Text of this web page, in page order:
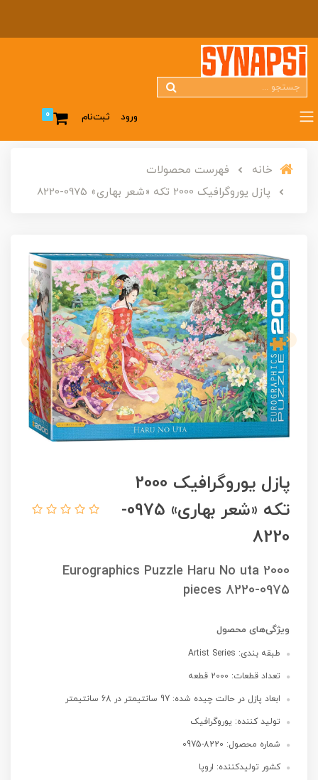
ورود ثبت‌نام 0
خانه
فهرست محصولات
پازل یوروگرافیک 2000 تکه «شعر بهاری» 0975-8220
پازل یوروگرافیک 2000
تکه «شعر بهاری» 0975-
8220
Eurographics Puzzle Haru No uta 2000
pieces 8220-0975
ویژگی‌های محصول
طبقه بندی: Artist Series
تعداد قطعات: 2000 قطعه
ابعاد پازل در حالت چیده شده: 97 سانتیمتر در 68 سانتیمتر
تولید کننده: یوروگرافیک
شماره محصول: 8220-0975
کشور تولیدکننده: اروپا